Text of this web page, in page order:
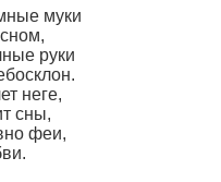
муки
руки
неге,
сны,
феи,